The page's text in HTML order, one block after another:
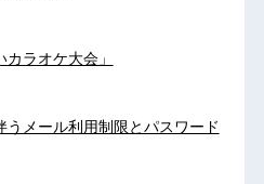
ラオケ大会」
うメール利用制限とパスワード